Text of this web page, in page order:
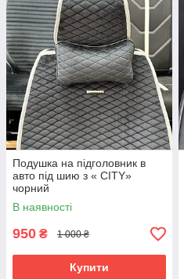
Подушка на підголовник в
авто під шию з « CITY»
чорний
В наявності
950 ₴ 1 000 ₴
Купити